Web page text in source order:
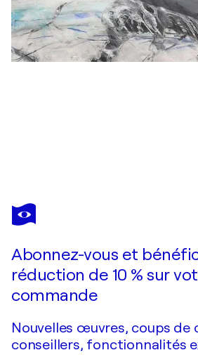
BARBARA SCHAUSS
ACQUA SET
Abonnez-vous et
réduction de 10 % sur
commande
Nouvelles œuvres, coups
conseillers, fonctionnalités